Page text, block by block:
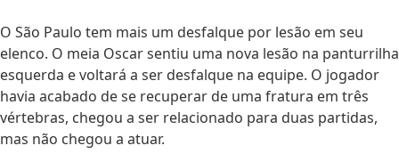
O São Paulo tem mais um desfalque por lesão em seu
elenco. O meia Oscar sentiu uma nova lesão na panturrilha
esquerda e voltará a ser desfalque na equipe. O jogador
havia acabado de se recuperar de uma fratura em três
vértebras, chegou a ser relacionado para duas partidas,
mas não chegou a atuar.